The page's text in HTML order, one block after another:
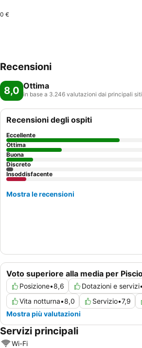
0 €
Recensioni
8,0 Ottima
in base a 3.246 valutazioni dai principali siti
Voto superiore alla media per
Posizione•8,6 Dotazioni e servizi•
Vita notturna•8,0 Servizio•7,9
Mostra più valutazioni
Recensioni degli ospiti
Eccellente
Ottima
Buona
Discreto
Insoddisfacente
Mostra le recensioni
Servizi principali
Wi-Fi